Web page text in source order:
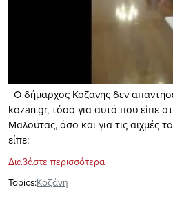
Ο δήμαρχος Κοζάνης δεν
kozan.gr, τόσo για αυτά που είπε
Μαλούτας, όσο και για τις αιχμές
είπε:
Διαβάστε περισσότερα
Topics:Κοζάνη